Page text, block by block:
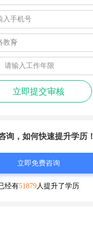
立即提交审核
询，如何快速提升学历！
立即免费咨询
经有51879 人提升了学历